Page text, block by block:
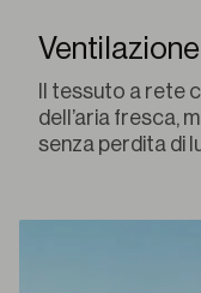
Il tessuto a rete
dell’aria fresca,
senza perdita di